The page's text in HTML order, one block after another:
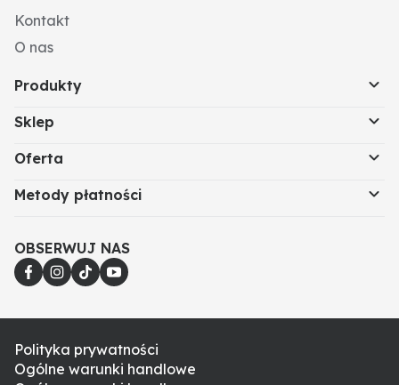
Kontakt
O nas
Produkty
Sklep
Oferta
Metody płatności
OBSERWUJ NAS
Polityka prywatności
Ogólne warunki handlowe